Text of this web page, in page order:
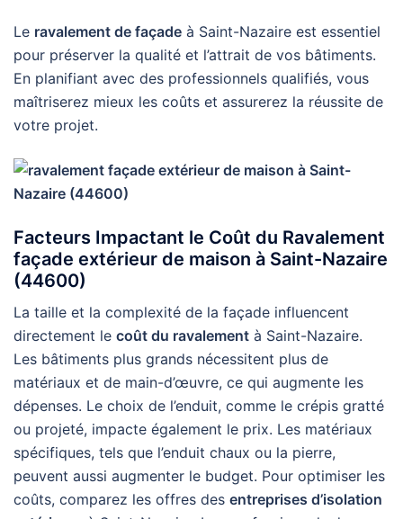
Le ravalement de façade à Saint-Nazaire est essentiel
pour préserver la qualité et l’attrait de vos bâtiments.
En planifiant avec des professionnels qualifiés, vous
maîtriserez mieux les coûts et assurerez la réussite de
votre projet.
Facteurs Impactant le Coût du Ravalement
façade extérieur de maison à Saint-Nazaire
(44600)
La taille et la complexité de la façade influencent
directement le coût du ravalement à Saint-Nazaire.
Les bâtiments plus grands nécessitent plus de
matériaux et de main-d’œuvre, ce qui augmente les
dépenses. Le choix de l’enduit, comme le crépis gratté
ou projeté, impacte également le prix. Les matériaux
spécifiques, tels que l’enduit chaux ou la pierre,
peuvent aussi augmenter le budget. Pour optimiser les
coûts, comparez les offres des entreprises d’isolation